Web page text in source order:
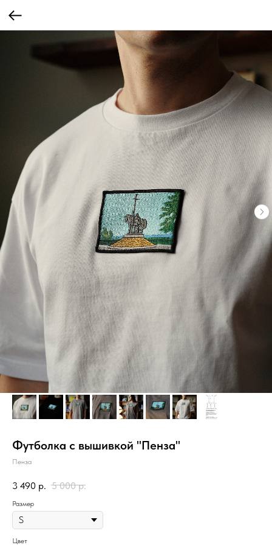
Футболка с вышивкой "Пенза"
Пенза
3 490 р. 5 000 р.
Размер
Цвет